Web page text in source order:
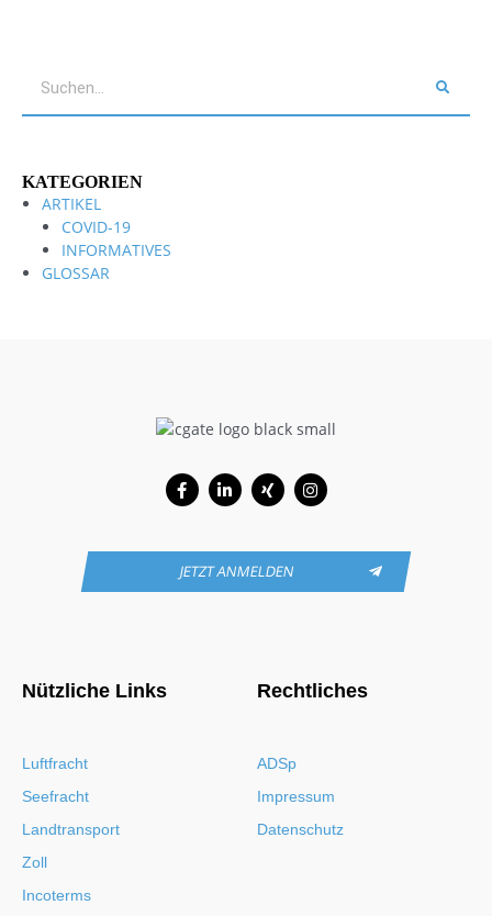
KATEGORIEN
ARTIKEL
COVID-19
INFORMATIVES
GLOSSAR
Facebook-
f
Linkedin-
in
Xing Instagram
JETZT ANMELDEN
Nützliche Links
Luftfracht
Seefracht
Landtransport
Zoll
Incoterms
Rechtliches
ADSp
Impressum
Datenschutz